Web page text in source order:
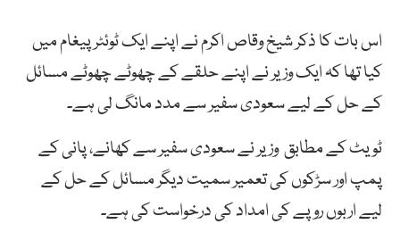
اس بات کا ذکر شیخ وقاص اکرم نے اپنے ایک ٹوئٹر پیغام میں
کیا تھا کہ ایک وزیر نے اپنے حلقے کے چھوٹے چھوٹے مسائل
کے حل کے لیے سعودی سفیر سے مدد مانگ لی ہے۔
ٹویٹ کے مطابق وزیر نے سعودی سفیر سے کھانے، پانی کے
پمپ اور سڑکوں کی تعمیر سمیت دیگر مسائل کے حل کے
لیے اربوں روپے کی امداد کی درخواست کی ہے۔